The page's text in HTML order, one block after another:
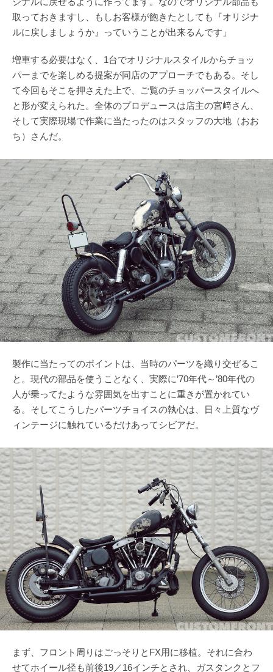
取っておきますし、もしお客様が飽きたとしても『オリジナ
ルに戻しましょうか』っていうことが出来るんです」
増車する必要はなく、1台でオリジナルスタイルからチョッ
パーまでを楽しめる提案が同店のアプローチでもある。そし
て今回もそこを押さえた上で、ご覧のチョッパースタイルへ
と形が変えられた。全体のプロデュースは店主の宮﨑さん、
そして実際現場で作業に当たったのはスタッフの大地（おお
ち）さんだ。
製作に当たってのポイントは、当時のパーツを織り交ぜるこ
と。現代の部品を使うことなく、実際に’70年代～’80年代の
人が乗ってたような雰囲気を出すことに重きが置かれてい
る。そしてこうしたパーツチョイスの執心は、日々上質なヴ
ィンテージに触れているだけあってシビアだ。
まず、フロント周りはごっそりとFX用に移植。それに合わ
せてホイール径も前後19／16インチとされ、ガスタンクとフ